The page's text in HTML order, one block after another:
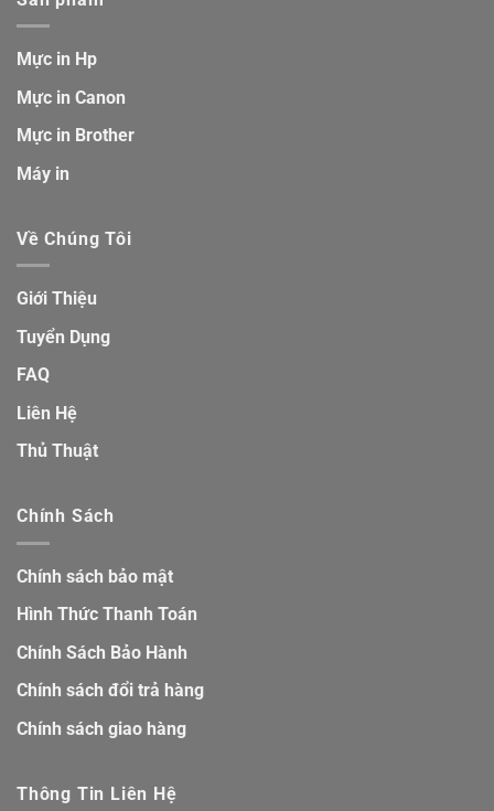
Mực in Hp
Mực in Canon
Mực in Brother
Máy in
Về Chúng Tôi
Giới Thiệu
Tuyển Dụng
FAQ
Liên Hệ
Thủ Thuật
Chính Sách
Chính sách bảo mật
Hình Thức Thanh Toán
Chính Sách Bảo Hành
Chính sách đổi trả hàng
Chính sách giao hàng
Thông Tin Liên Hệ